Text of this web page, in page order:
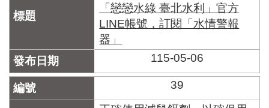
「戀戀水綠 臺北水利」官方
LINE帳號，訂閱「水情警報
器」
115-05-06
39